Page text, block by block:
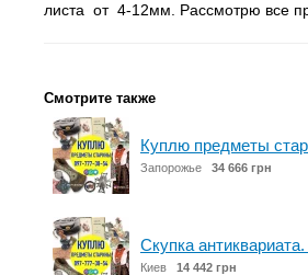
листа от 4-12мм. Рассмотрю все
Смотрите также
Куплю предметы
Запорожье 34 666 грн
Скупка
Киев 14 442 грн